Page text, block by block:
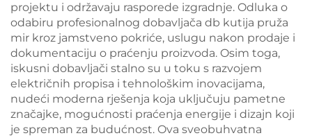
projektu i održavaju rasporede izgradnje. Odluka o
odabiru profesionalnog dobavljača db kutija pruža
mir kroz jamstveno pokriće, uslugu nakon prodaje i
dokumentaciju o praćenju proizvoda. Osim toga,
iskusni dobavljači stalno su u toku s razvojem
električnih propisa i tehnološkim inovacijama,
nudeći moderna rješenja koja uključuju pametne
značajke, mogućnosti praćenja energije i dizajn koji
je spreman za budućnost. Ova sveobuhvatna